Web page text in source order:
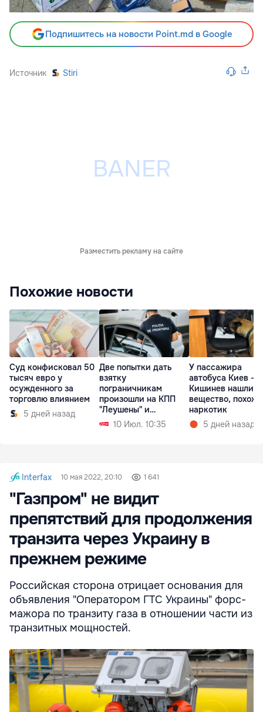
Подпишитесь на новости Point.md в Google
Источник Stiri
Разместить рекламу на сайте
Похожие новости
Суд конфисковал 50
тысяч евро у
осужденного за
торговлю влиянием
5 дней назад
Две попытки дать
взятку
пограничникам
произошли на КПП
"Леушены" и
"Паланка"
10 Июл. 10:35
У пассажира
автобуса Киев –
Кишинев нашли
вещество,
наркотик
5 дней назад
Interfax 10 мая 2022, 20:10 1 641
"Газпром" не видит
препятствий для продолжения
транзита через Украину в
прежнем режиме
Российская сторона отрицает основания для
объявления "Оператором ГТС Украины" форс-
мажора по транзиту газа в отношении части из
транзитных мощностей.